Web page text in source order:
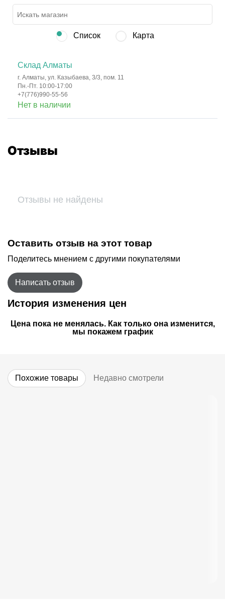
Список Карта
Склад Алматы
г. Алматы, ул. Казыбаева, 3/3, пом. 11
Пн.-Пт. 10:00-17:00
+7(776)990-55-56
Нет в наличии
Отзывы
Отзывы не найдены
Оставить отзыв на этот товар
Поделитесь мнением с другими покупателями
Написать отзыв
История изменения цен
Цена пока не менялась. Как только она изменится,
мы покажем график
Похожие товары Недавно смотрели